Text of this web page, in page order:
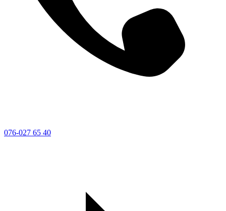
076-027 65 40